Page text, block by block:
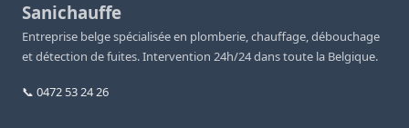
Sanichauffe
Entreprise belge spécialisée en plomberie, chauffage, débouchage
et détection de fuites. Intervention 24h/24 dans toute la Belgique.
📞 0472 53 24 26